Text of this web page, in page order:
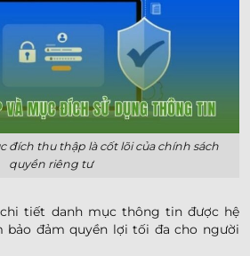
đích thu thập là cốt lõi của chính sách
quyền riêng tư
tiết danh mục thông tin được hệ
bảo đảm quyền lợi tối đa cho người